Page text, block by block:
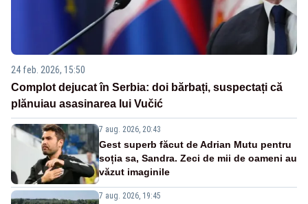
24 feb. 2026, 15:50
Complot dejucat în Serbia: doi bărbați, suspectați că
plănuiau asasinarea lui Vučić
7 aug. 2026, 20:43
Gest superb făcut de Adrian Mutu pentru
soția sa, Sandra. Zeci de mii de oameni au
văzut imaginile
7 aug. 2026, 19:45